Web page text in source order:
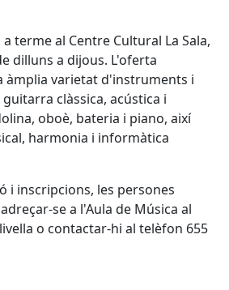
terme al Centre Cultural La Sala,
dilluns a dijous. L'oferta
àmplia varietat d'instruments i
clàssica, acústica i
oboè, bateria i piano, així
harmonia i informàtica
i inscripcions, les persones
se a l'Aula de Música al
o contactar-hi al telèfon 655